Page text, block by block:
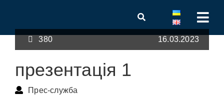
380 16.03.2023
презентація 1
Прес-служба